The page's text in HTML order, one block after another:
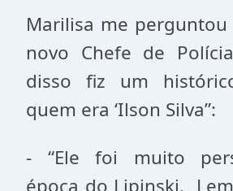
Marilisa me
novo Chefe de
disso fiz um
quem era ‘Ilson Silva”:
- “Ele foi muito
época do Lipinski.